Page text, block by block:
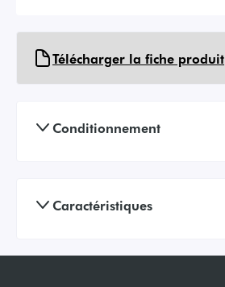
Télécharger la fiche produit
Conditionnement
Caractéristiques